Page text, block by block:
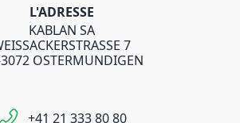
L'ADRESSE
KABLAN SA
7
OSTERMUNDIGEN
+41 21 333 80 80